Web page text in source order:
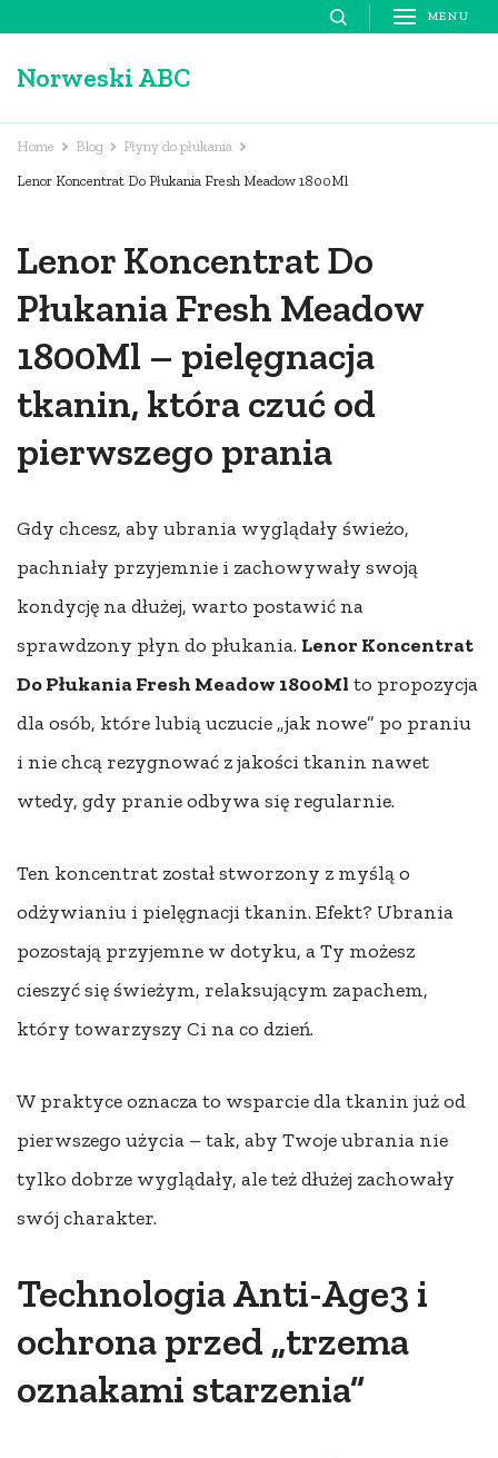
content
Enter)
MENU
Norweski ABC
Home Blog Płyny do płukania
Lenor Koncentrat Do Płukania Fresh Meadow 1800Ml
Lenor Koncentrat Do
Płukania Fresh Meadow
1800Ml – pielęgnacja
tkanin, która czuć od
pierwszego prania
Gdy chcesz, aby ubrania wyglądały świeżo,
pachniały przyjemnie i zachowywały swoją
kondycję na dłużej, warto postawić na
sprawdzony płyn do płukania. Lenor Koncentrat
Do Płukania Fresh Meadow 1800Ml to propozycja
dla osób, które lubią uczucie „jak nowe” po praniu
i nie chcą rezygnować z jakości tkanin nawet
wtedy, gdy pranie odbywa się regularnie.
Ten koncentrat został stworzony z myślą o
odżywianiu i pielęgnacji tkanin. Efekt? Ubrania
pozostają przyjemne w dotyku, a Ty możesz
cieszyć się świeżym, relaksującym zapachem,
który towarzyszy Ci na co dzień.
W praktyce oznacza to wsparcie dla tkanin już od
pierwszego użycia – tak, aby Twoje ubrania nie
tylko dobrze wyglądały, ale też dłużej zachowały
swój charakter.
Technologia Anti-Age3 i
ochrona przed „trzema
oznakami starzenia”